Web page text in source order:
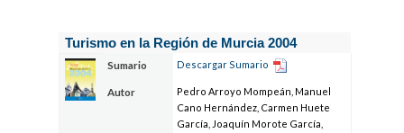
Turismo en la Región de Murcia 2004
Sumario Descargar Sumario
Autor
Pedro Arroyo Mompeán, Manuel
Cano Hernández, Carmen Huete
García, Joaquín Morote García,